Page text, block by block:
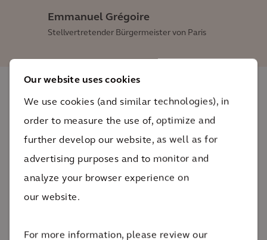
Our website uses cookies
We use cookies (and similar technologies), in
order to measure the use of, optimize and
further develop our website, as well as for
advertising purposes and to monitor and
analyze your browser experience on
our website.
For more information, please review our
Emmanuel Grégoire
Stellvertretender Bürgermeister von Paris
Das Ergebnis
Sobald die neuen Stadtwälder angelegt sind, werden
die Einwohner und Besucher von Paris sauberere Luft
atmen können und neue Grünflächen haben, in denen
sie sich entspannen und abkühlen können.